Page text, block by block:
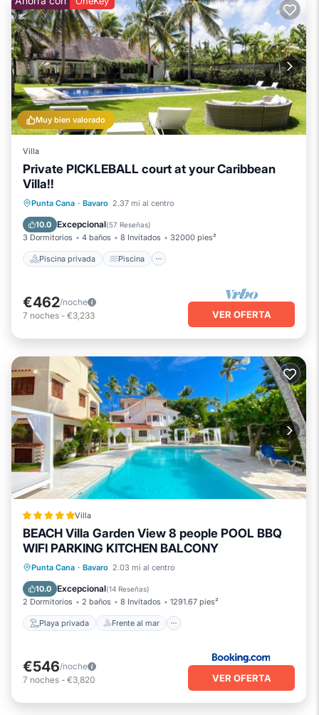
Muy bien valorado
Villa
Private PICKLEBALL court at your Caribbean
Villa!!
Punta Cana · Bavaro 2.37 mi al centro
10.0 Excepcional(57 Reseñas)
3 Dormitorios 4 baños 8 Invitados 32000 pies²
Piscina privada Piscina
Piscina privada
Piscina
Balcón/Terraza
€462/noche
7 noches - €3,233 VER OFERTA
Villa
BEACH Villa Garden View 8 people POOL BBQ
WIFI PARKING KITCHEN BALCONY
Punta Cana · Bavaro 2.03 mi al centro
10.0 Excepcional(14 Reseñas)
2 Dormitorios 2 baños 8 Invitados 1291.67 pies²
Playa privada Frente al mar
Playa privada
Frente al mar
Bañera de hidromasaje
€546/noche
7 noches - €3,820 VER OFERTA